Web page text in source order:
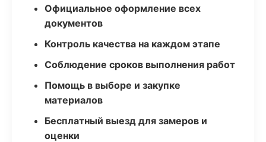
Официальное оформление всех
документов
Контроль качества на каждом этапе
Соблюдение сроков выполнения работ
Помощь в выборе и закупке
материалов
Бесплатный выезд для замеров и
оценки